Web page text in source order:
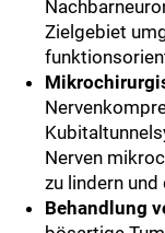
Zielgebiet
Nerven
zu lindern und
Behandlung